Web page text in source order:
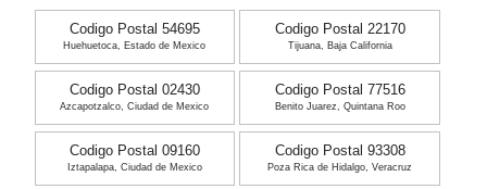
Codigo Postal 54695
Huehuetoca, Estado de Mexico
Codigo Postal 22170
Tijuana, Baja California
Codigo Postal 02430
Azcapotzalco, Ciudad de Mexico
Codigo Postal 77516
Benito Juarez, Quintana Roo
Codigo Postal 09160
Iztapalapa, Ciudad de Mexico
Codigo Postal 93308
Poza Rica de Hidalgo, Veracruz